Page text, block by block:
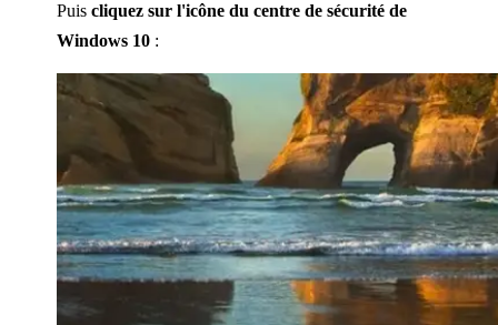
Puiscliquez sur l'icône du centre de sécurité de
Windows 10 :